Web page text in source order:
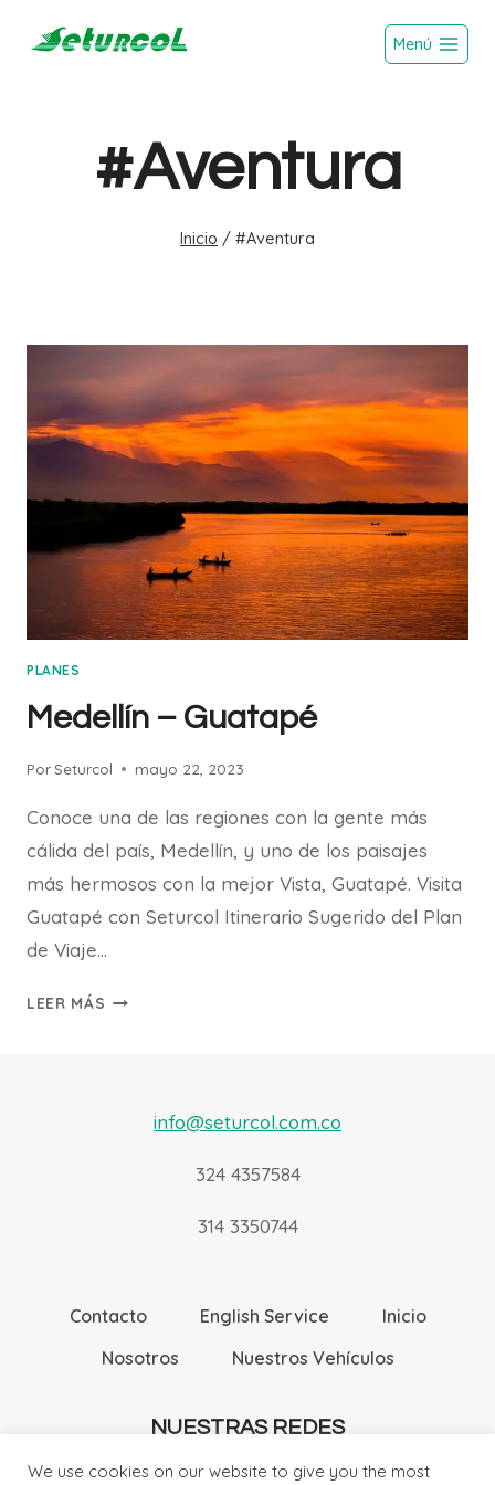
Menú
#Aventura
Inicio / #Aventura
PLANES
Medellín – Guatapé
PorSeturcol mayo 22, 2023
Conoce una de las regiones con la gente más
cálida del país, Medellín, y uno de los paisajes
más hermosos con la mejor Vista, Guatapé. Visita
Guatapé con Seturcol Itinerario Sugerido del Plan
de Viaje…
LEER MÁS MEDELLÍN
info@seturcol.com.co
324 4357584
314 3350744
Contacto English Service
Inicio
Nosotros
Nuestros Vehículos
NUESTRAS REDES
We use cookies on our website to give you the most